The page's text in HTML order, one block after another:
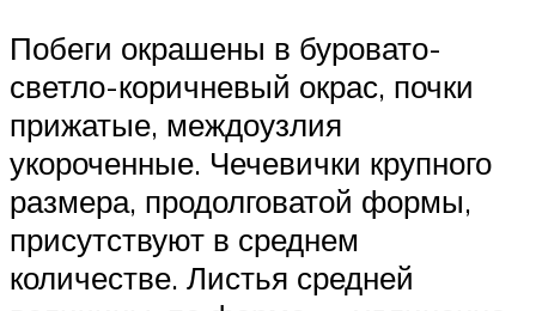
Побеги окрашены в буровато-
светло-коричневый окрас, почки
прижатые, междоузлия
укороченные. Чечевички крупного
размера, продолговатой формы,
присутствуют в среднем
количестве. Листья средней